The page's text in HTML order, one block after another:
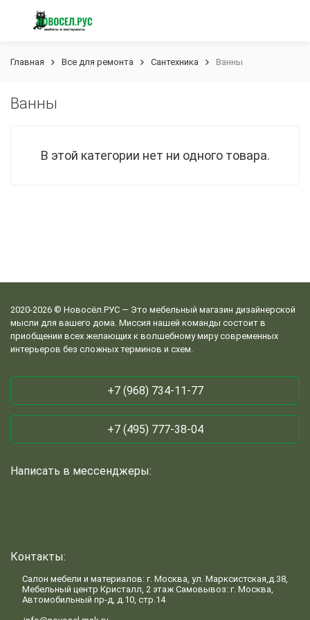
Главная Все для ремонта Сантехника Ванны
Ванны
В этой категории нет ни одного товара.
2020-2026 © Новосёл.РУС — Это мебельный магазин дизайнерской
мысли для вашего дома. Миссия нашей команды состоит в
приобщении всех желающих к волшебному миру современных
интерьеров без сложных терминов и схем.
+7 (968) 734-11-77
+7 (495) 777-38-04
Написать в мессенджеры:
Контакты:
Салон мебели и материалов: г. Москва, ул. Марксистская,д.38,
Мебельный центр Кристалл, 2 этаж Самовывоз: г. Москва,
Автомобильный пр-д, д.10, стр.14